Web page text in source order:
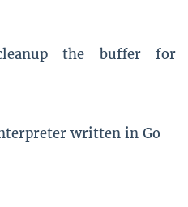
the buffer for
written in Go